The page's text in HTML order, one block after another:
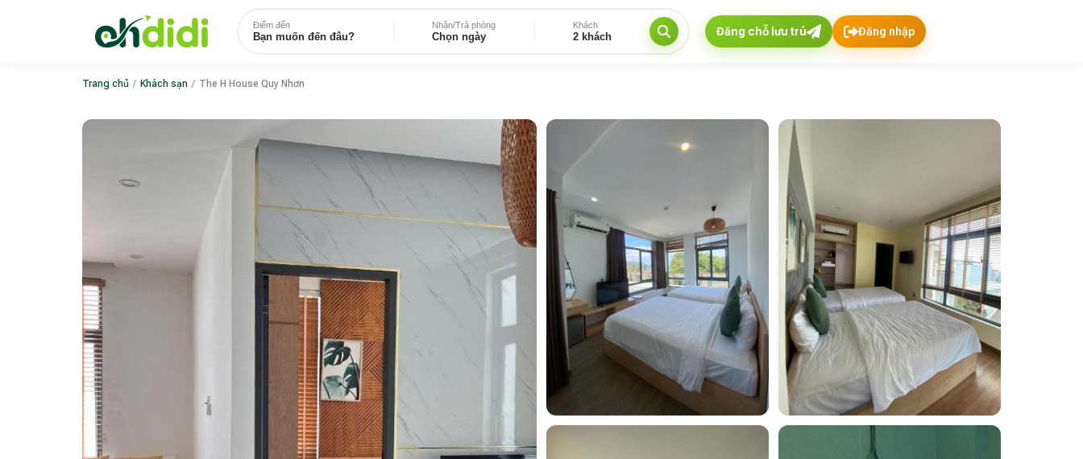
Điểm đến
Bạn muốn đến đâu?
Nhận/Trả phòng
Chọn ngày
Khách
2 khách Đăng chỗ lưu trú Đăng nhập
Trang chủ / Khách sạn / The H House Quy Nhơn